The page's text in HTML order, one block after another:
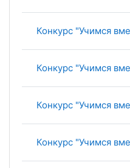
Конкурс "Учимся
Конкурс "Учимся
Конкурс "Учимся
Конкурс "Учимся